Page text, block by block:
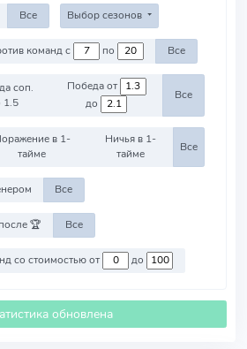
Все Выбор сезонов
Против команд с по Все
соп.
1.5
Победа от
до
Все
в 1-
тайме
Ничья в 1-
тайме
Все
Все
🏆 Все
Против команд со стоимостью от до
обновлена